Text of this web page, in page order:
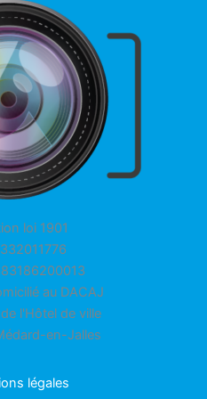
loi 1901
au DACAJ
l'Hôtel de ville
en-Jalles
légales